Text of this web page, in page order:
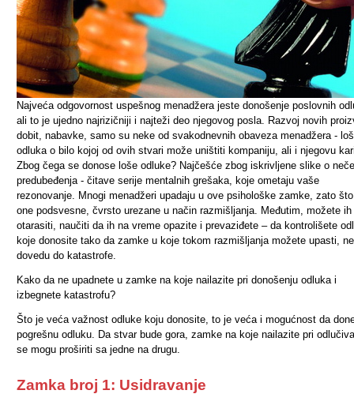
Najveća odgovornost uspešnog menadžera jeste donošenje poslovnih
ali to je ujedno najrizičniji i najteži deo njegovog posla. Razvoj novih
dobit, nabavke, samo su neke od svakodnevnih obaveza menadžera -
odluka o bilo kojoj od ovih stvari može uništiti kompaniju, ali i njegovu
Zbog čega se donose loše odluke? Najčešće zbog iskrivljene slike o
predubeđenja - čitave serije mentalnih grešaka, koje ometaju vaše
rezonovanje. Mnogi menadžeri upadaju u ove psihološke zamke, zato
one podsvesne, čvrsto urezane u način razmišljanja. Međutim, možete ih
otarasiti, naučiti da ih na vreme opazite i prevaziđete – da kontrolišete
koje donosite tako da zamke u koje tokom razmišljanja možete upasti, ne
dovedu do katastrofe.
Kako da ne upadnete u zamke na koje nailazite pri donošenju odluka i
izbegnete katastrofu?
Što je veća važnost odluke koju donosite, to je veća i mogućnost da
pogrešnu odluku. Da stvar bude gora, zamke na koje nailazite pri
se mogu proširiti sa jedne na drugu.
Zamka broj 1: Usidravanje